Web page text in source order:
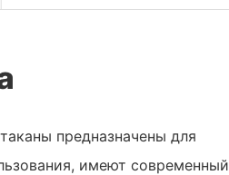
предназначены для
имеют современный